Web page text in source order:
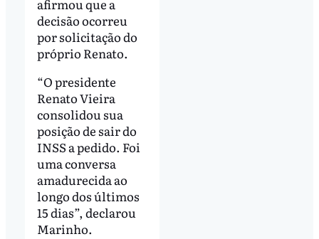
afirmou que a
decisão ocorreu
por solicitação do
próprio Renato.
“O presidente
Renato Vieira
consolidou sua
posição de sair do
INSS a pedido. Foi
uma conversa
amadurecida ao
longo dos últimos
15 dias”, declarou
Marinho.